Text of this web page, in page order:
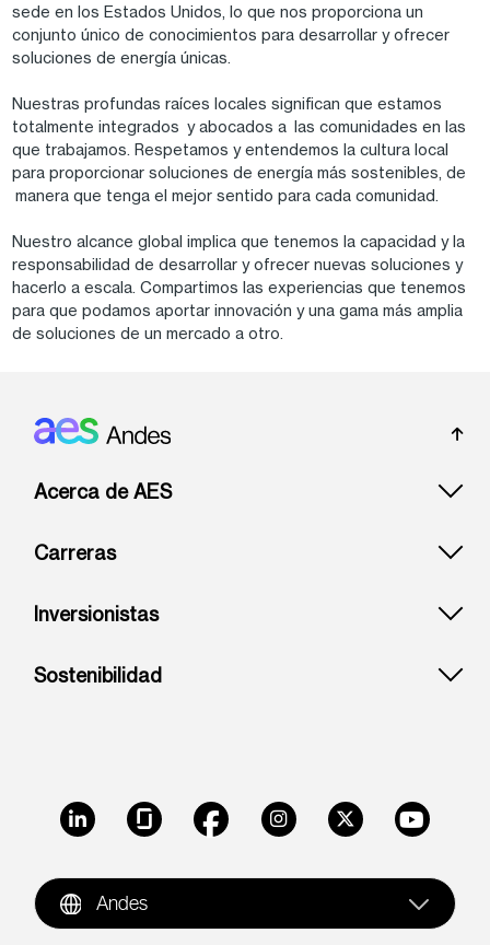
sede en los Estados Unidos, lo que nos proporciona un
conjunto único de conocimientos para desarrollar y ofrecer
soluciones de energía únicas.
Nuestras profundas raíces locales significan que estamos
totalmente integrados y abocados a las comunidades en las
que trabajamos. Respetamos y entendemos la cultura local
para proporcionar soluciones de energía más sostenibles, de
manera que tenga el mejor sentido para cada comunidad.
Nuestro alcance global implica que tenemos la capacidad y la
responsabilidad de desarrollar y ofrecer nuevas soluciones y
hacerlo a escala. Compartimos las experiencias que tenemos
para que podamos aportar innovación y una gama más amplia
de soluciones de un mercado a otro.
Footer: Andes
Acerca de AES
Carreras
Inversionistas
Sostenibilidad
LinkedIn GlassdoorFacebookInstagramX Youtube
Andes